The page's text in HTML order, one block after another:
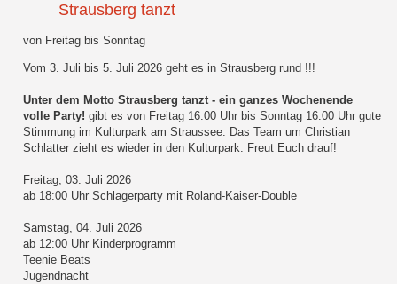
Strausberg tanzt
von Freitag bis Sonntag
Vom 3. Juli bis 5. Juli 2026 geht es in Strausberg rund !!!
Unter dem Motto Strausberg tanzt - ein ganzes Wochenende
volle Party! gibt es von Freitag 16:00 Uhr bis Sonntag 16:00 Uhr gute
Stimmung im Kulturpark am Straussee. Das Team um Christian
Schlatter zieht es wieder in den Kulturpark. Freut Euch drauf!
Freitag, 03. Juli 2026
ab 18:00 Uhr Schlagerparty mit Roland-Kaiser-Double
Samstag, 04. Juli 2026
ab 12:00 Uhr Kinderprogramm
Teenie Beats
Jugendnacht